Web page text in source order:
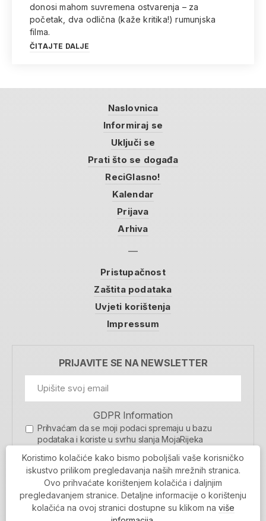
donosi mahom suvremena ostvarenja – za
početak, dva odlična (kaže kritika!) rumunjska
filma.
ČITAJTE DALJE
Naslovnica
Informiraj se
Uključi se
Prati što se događa
ReciGlasno!
Kalendar
Prijava
Arhiva
Pristupačnost
Zaštita podataka
Uvjeti korištenja
Impressum
PRIJAVITE SE NA NEWSLETTER
GDPR Information
Prihvaćam da se moji podaci spremaju u bazu
podataka i koriste u svrhu slanja MojaRijeka
MOJARIJEKA NEWSLETTER
PRIJAVI SE
Koristimo kolačiće kako bismo poboljšali vaše korisničko
iskustvo prilikom pregledavanja naših mrežnih stranica.
Ovo prihvaćate korištenjem kolačića i daljnjim
pregledavanjem stranice. Detaljne informacije o korištenju
kolačića na ovoj stranici dostupne su klikom na više